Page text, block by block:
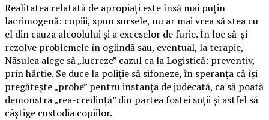
Realitatea relatată de apropiați este însă mai puțin
lacrimogenă: copiii, spun sursele, nu ar mai vrea să stea cu
el din cauza alcoolului și a exceselor de furie. În loc să-și
rezolve problemele în oglindă sau, eventual, la terapie,
Năsulea alege să „lucreze” cazul ca la Logistică: preventiv,
prin hârtie. Se duce la poliție să sifoneze, în speranța că își
pregătește „probe” pentru instanța de judecată, ca să poată
demonstra „rea-credință” din partea fostei soții și astfel să
câștige custodia copiilor.